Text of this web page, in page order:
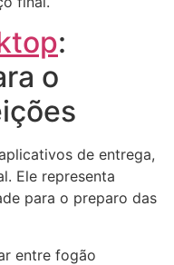
:
o
de entrega,
Ele representa
para o preparo das
entre fogão